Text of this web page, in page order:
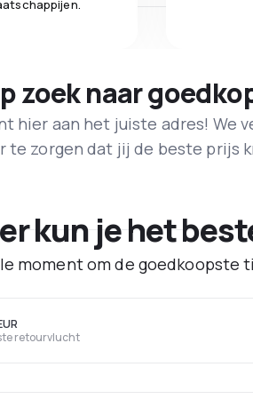
zoek naar
hier aan het juiste adres! We
te zorgen dat jij de beste prijs
kun je het
moment om de goedkoopste
retourvlucht